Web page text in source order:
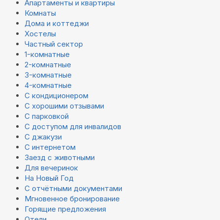
Апартаменты и квартиры
Комнаты
Дома и коттеджи
Хостелы
Частный сектор
1-комнатные
2-комнатные
3-комнатные
4-комнатные
С кондиционером
С хорошими отзывами
С парковкой
С доступом для инвалидов
С джакузи
С интернетом
Заезд с животными
Для вечеринок
На Новый Год
С отчётными документами
Мгновенное бронирование
Горящие предложения